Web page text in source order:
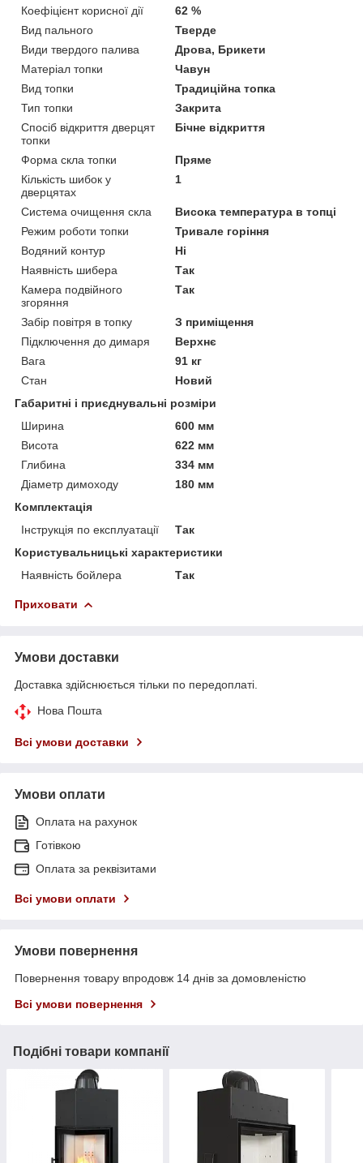
Коефіцієнт корисної дії
62 %
Вид пального
Тверде
Види твердого палива
Дрова, Брикети
Матеріал топки
Чавун
Вид топки
Традиційна топка
Тип топки
Закрита
Спосіб відкриття дверцят
топки
Бічне відкриття
Форма скла топки
Пряме
Кількість шибок у
дверцятах
1
Система очищення скла
Висока температура в топці
Режим роботи топки
Тривале горіння
Водяний контур
Ні
Наявність шибера
Так
Камера подвійного
згоряння
Так
Забір повітря в топку
З приміщення
Підключення до димаря
Верхнє
Вага
91 кг
Стан
Новий
Габаритні і приєднувальні розміри
Ширина
600 мм
Висота
622 мм
Глибина
334 мм
Діаметр димоходу
180 мм
Комплектація
Інструкція по експлуатації
Так
Користувальницькі характеристики
Наявність бойлера
Так
Приховати
Умови доставки
Доставка здійснюється тільки по передоплаті.
Нова Пошта
Всі умови доставки
Умови оплати
Оплата на рахунок
Готівкою
Оплата за реквізитами
Всі умови оплати
Умови повернення
Повернення товару впродовж 14 днів за домовленістю
Всі умови повернення
Подібні товари компанії